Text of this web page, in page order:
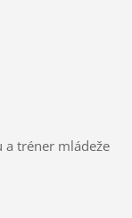
a tréner mládeže